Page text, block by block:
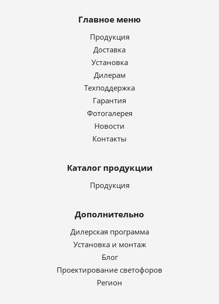
Главное меню
Продукция
Доставка
Установка
Дилерам
Техподдержка
Гарантия
Фотогалерея
Новости
Контакты
Каталог продукции
Продукция
Дополнительно
Дилерская программа
Установка и монтаж
Блог
Проектирование светофоров
Регион